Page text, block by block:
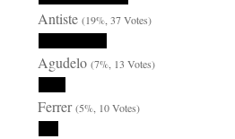
Antiste(19%, 37 Votes)
Agudelo(7%, 13 Votes)
Ferrer(5%, 10 Votes)